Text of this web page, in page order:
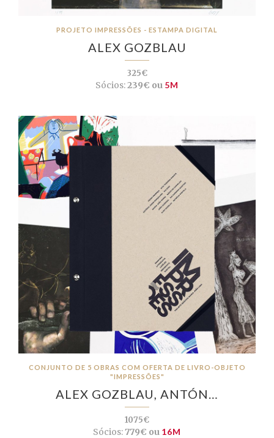
PROJETO IMPRESSÕES - ESTAMPA DIGITAL
ALEX GOZBLAU
325€
Sócios:239€ ou 5M
CONJUNTO DE 5 OBRAS COM OFERTA DE LIVRO-OBJETO
"IMPRESSÕES"
ALEX GOZBLAU, ANTÓN…
1075€
Sócios:779€ ou 16M